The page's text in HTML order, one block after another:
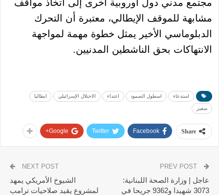
مجتمع مدني دول أوروبية أخرى إلى اتخاذ مواقف
مشابهة للموقف الإيطالي، معتبرة أن التحرك
الدبلوماسي الأخير يمثل خطوة مهمة لمواجهة
الانتهاكات بحق الناشطين المدنيين.
استدعاء اسطول الصمود اعتداء الاحتلال الإسرائيلي ايطاليا
سفير
Share
Facebook
Twitter
Google+
عاجل | وزارة الصحة اللبنانية:
3073 شهيدا و9362 جريحا في
NEXT POST
الشيوخ الأمريكي يمهد
لمشروع يقيد صلاحيات ترامب